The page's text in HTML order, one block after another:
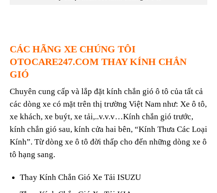
CÁC HÃNG XE CHÚNG TÔI
OTOCARE247.COM THAY KÍNH CHẮN
GIÓ
Chuyên cung cấp và lắp đặt kính chắn gió ô tô của tất cả
các dòng xe có mặt trên thị trường Việt Nam như: Xe ô tô,
xe khách, xe buýt, xe tải,..v.v.v…Kính chắn gió trước,
kính chắn gió sau, kính cửa hai bên, “Kính Thưa Các Loại
Kính”. Từ dòng xe ô tô đời thấp cho đến những dòng xe ô
tô hạng sang.
Thay Kính Chắn Gió Xe Tải ISUZU